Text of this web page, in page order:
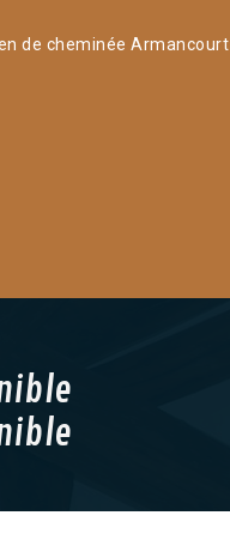
de cheminée Armancourt